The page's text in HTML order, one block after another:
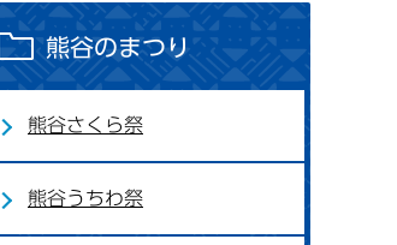
熊谷のまつり
熊谷さくら祭
熊谷うちわ祭